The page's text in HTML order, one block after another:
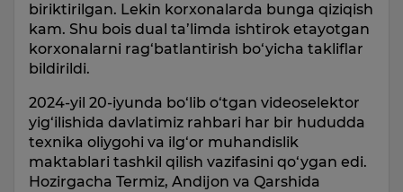
biriktirilgan. Lekin korxonalarda bunga qiziqish
kam. Shu bois dual ta’limda ishtirok etayotgan
korxonalarni rag‘batlantirish bo‘yicha takliflar
bildirildi.
2024-yil 20-iyunda bo‘lib o‘tgan videoselektor
yig‘ilishida davlatimiz rahbari har bir hududda
texnika oliygohi va ilg‘or muhandislik
maktablari tashkil qilish vazifasini qo‘ygan edi.
Hozirgacha Termiz, Andijon va Qarshida